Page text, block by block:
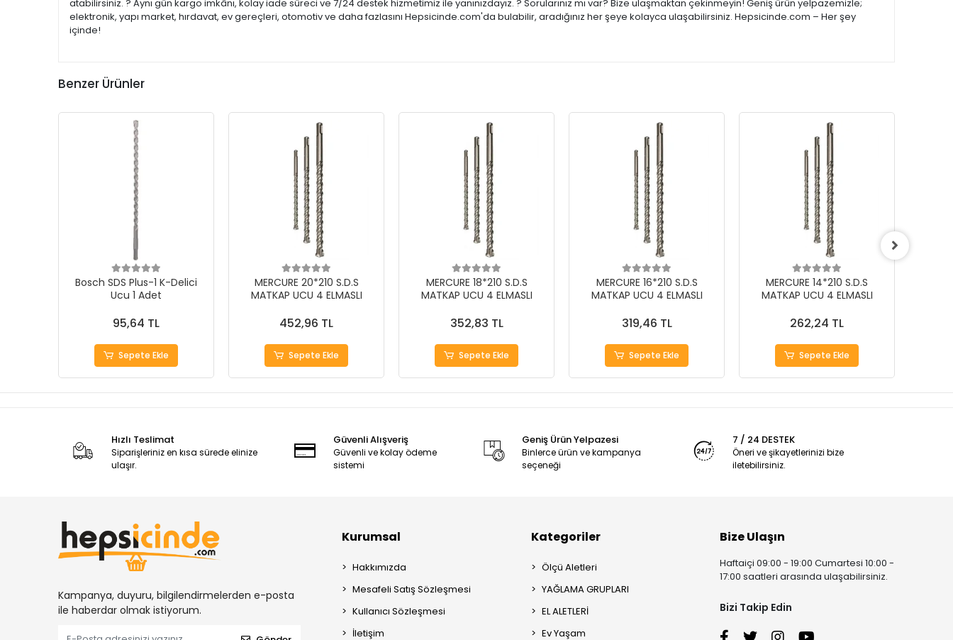
atabilirsiniz. ? Aynı gün kargo imkânı, kolay iade süreci ve 7/24 destek hizmetimiz ile yanınızdayız. ? Sorularınız mı var? Bize ulaşmaktan çekinmeyin! Geniş ürün yelpazemizle;
elektronik, yapı market, hırdavat, ev gereçleri, otomotiv ve daha fazlasını Hepsicinde.com'da bulabilir, aradığınız her şeye kolayca ulaşabilirsiniz. Hepsicinde.com – Her şey
içinde!
Benzer Ürünler
Bosch SDS Plus-1 K-Delici
Ucu 1 Adet
95,64 TL
Sepete Ekle
MERCURE 20*210 S.D.S
MATKAP UCU 4 ELMASLI
452,96 TL
Sepete Ekle
MERCURE 18*210 S.D.S
MATKAP UCU 4 ELMASLI
352,83 TL
Sepete Ekle
MERCURE 16*210 S.D.S
MATKAP UCU 4 ELMASLI
319,46 TL
Sepete Ekle
MERCURE 14*210 S.D.S
MATKAP UCU 4 ELMASLI
262,24 TL
Sepete Ekle
Hızlı Teslimat
Siparişleriniz en kısa sürede elinize
ulaşır.
Güvenli Alışveriş
Güvenli ve kolay ödeme
sistemi
Geniş Ürün Yelpazesi
Binlerce ürün ve kampanya
seçeneği
7 / 24 DESTEK
Öneri ve şikayetlerinizi bize
iletebilirsiniz.
Kampanya, duyuru, bilgilendirmelerden e-posta
ile haberdar olmak istiyorum.
Kurumsal
Hakkımızda
Mesafeli Satış Sözleşmesi
Kullanıcı Sözleşmesi
İletişim
Kategoriler
Ölçü Aletleri
YAĞLAMA GRUPLARI
EL ALETLERİ
Ev Yaşam
Bize Ulaşın
Haftaiçi 09:00 - 19:00 Cumartesi 10:00 -
17:00 saatleri arasında ulaşabilirsiniz.
Bizi Takip Edin